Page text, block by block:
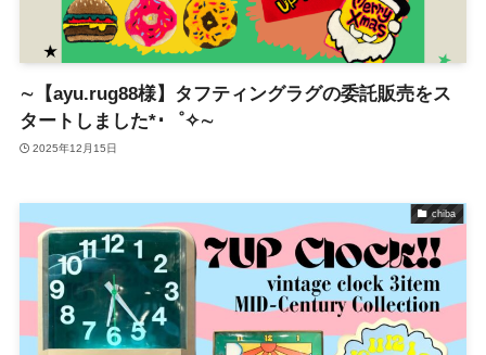
∼【ayu.rug88様】タフティングラグの委託販売をス
タートしました*･゜✧∼
2025年12月15日
chiba